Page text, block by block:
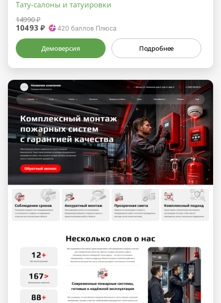
Тату-салоны и татуировки
14990 ₽
10493 ₽ 420 баллов Плюса
Демоверсия Подробнее